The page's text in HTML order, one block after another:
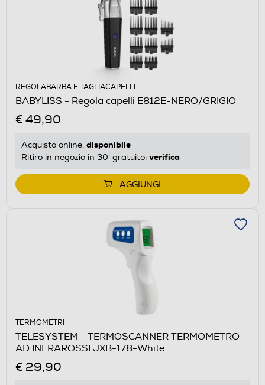
REGOLABARBA E TAGLIACAPELLI
BABYLISS - Regola capelli E812E-NERO/GRIGIO
€ 49,90
Acquisto online: disponibile
Ritiro in negozio in 30' gratuito: verifica
AGGIUNGI
TERMOMETRI
TELESYSTEM - TERMOSCANNER TERMOMETRO
AD INFRAROSSI JXB-178-White
€ 29,90